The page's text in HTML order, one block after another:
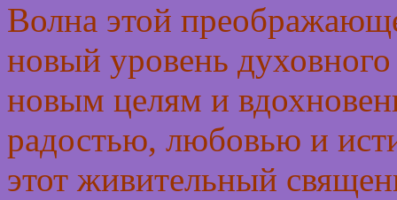
Волна этой
новый уровень
новым целям и
радостью, любовью и
этот живительный